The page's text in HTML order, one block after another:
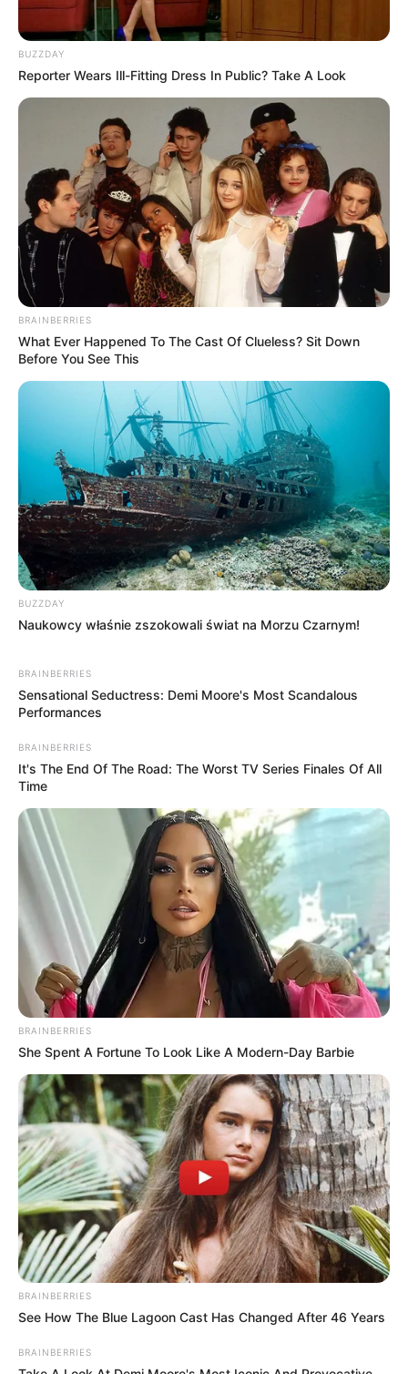
BUZZDAY
Reporter Wears Ill-Fitting Dress In Public? Take A Look
BRAINBERRIES
What Ever Happened To The Cast Of Clueless? Sit Down
Before You See This
BUZZDAY
Naukowcy właśnie zszokowali świat na Morzu Czarnym!
BRAINBERRIES
Sensational Seductress: Demi Moore's Most Scandalous
Performances
BRAINBERRIES
It's The End Of The Road: The Worst TV Series Finales Of All
Time
BRAINBERRIES
She Spent A Fortune To Look Like A Modern-Day Barbie
BRAINBERRIES
See How The Blue Lagoon Cast Has Changed After 46 Years
BRAINBERRIES